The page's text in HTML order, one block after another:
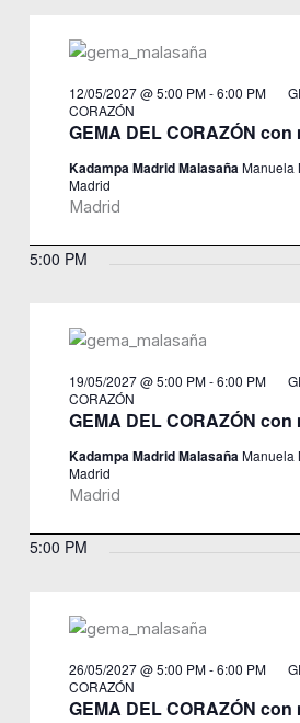
GEMA DEL CORAZÓN
12/05/2027 @ 5:00 PM-6:00 PM
CORAZÓN
Kadampa Madrid MalasañaManuela
Madrid
Madrid
5:00 PM
GEMA DEL CORAZÓN
19/05/2027 @ 5:00 PM-6:00 PM
CORAZÓN
Kadampa Madrid MalasañaManuela
Madrid
Madrid
5:00 PM
GEMA DEL CORAZÓN
26/05/2027 @ 5:00 PM-6:00 PM
CORAZÓN